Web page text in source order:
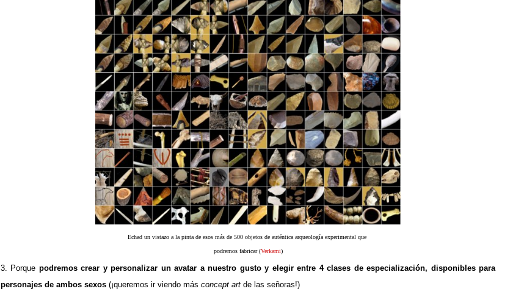
Echad un vistazo a la pinta de esos más de 500 objetos de auténtica arqueologíaexperimental que
podremos fabricar (Verkami)
3. Porque podremos crear y personalizar un avatar a nuestro gusto y elegir entre 4 clases de especialización, disponibles para
personajes de ambos sexos (¡queremos ir viendo más concept art de las señoras!)